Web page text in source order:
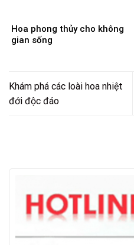
Hoa phong thủy cho không
gian sống
Khám phá các loài hoa nhiệt
đới độc đáo